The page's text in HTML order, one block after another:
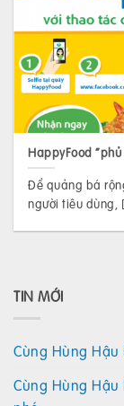
TIN MỚI
Cùng Hùng
Cùng Hùng
HappyFood
Để quảng bá
người tiêu dùng,